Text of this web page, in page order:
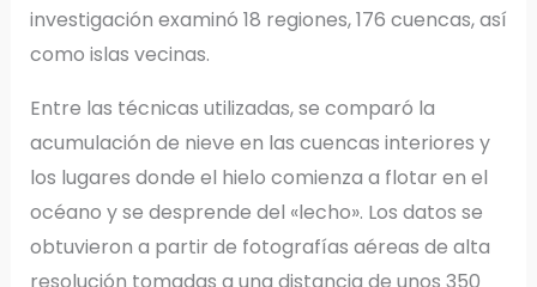
investigación examinó 18 regiones, 176 cuencas, así
como islas vecinas.
Entre las técnicas utilizadas, se comparó la
acumulación de nieve en las cuencas interiores y
los lugares donde el hielo comienza a flotar en el
océano y se desprende del «lecho». Los datos se
obtuvieron a partir de fotografías aéreas de alta